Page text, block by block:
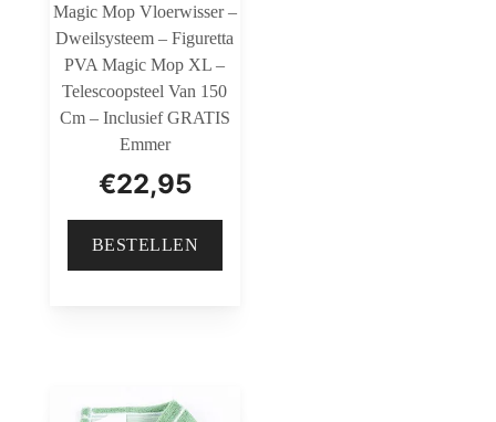
Magic Mop Vloerwisser –
Dweilsysteem – Figuretta
PVA Magic Mop XL –
Telescoopsteel Van 150
Cm – Inclusief GRATIS
Emmer
€22,95
BESTELLEN